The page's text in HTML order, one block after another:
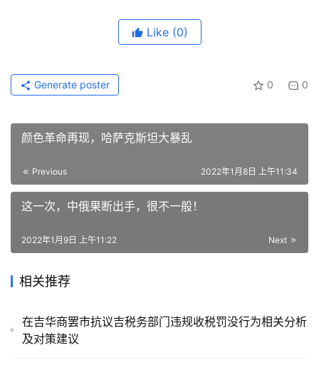
Like (0)
0 0
Generate poster
颜色革命再现，哈萨克斯坦大暴乱
Previous 2022年1月8日 上午11:34
这一次，中俄果断出手，很不一般！
Next
2022年1月9日 上午11:22
相关推荐
在吉华商罢市抗议吉税务部门违规收税罚没行为相关分析
及对策建议